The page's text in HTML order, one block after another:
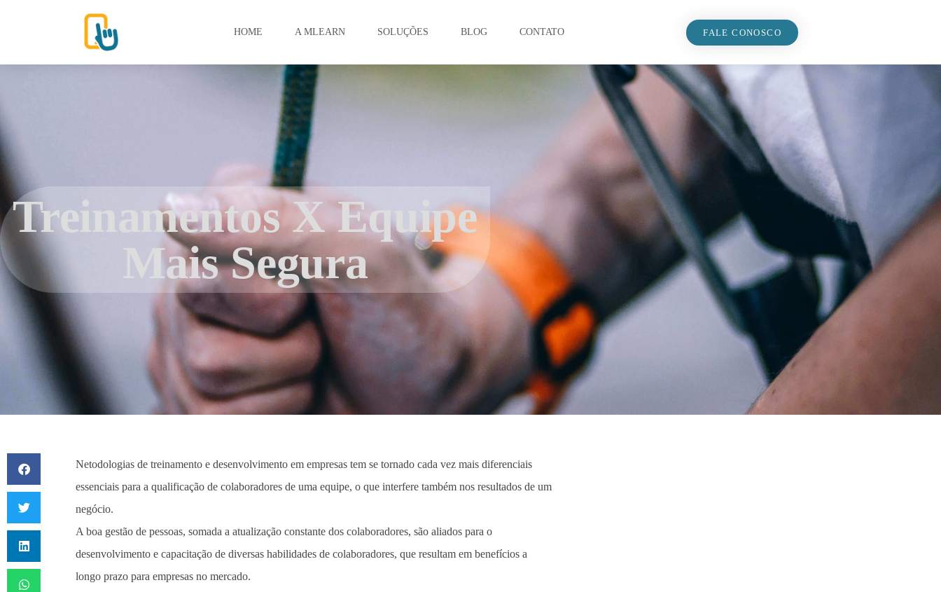
HOME A MLEARN SOLUÇÕES BLOG CONTATO FALE CONOSCO
Treinamentos X Equipe
Mais Segura
Netodologias de treinamento e desenvolvimento em empresas tem se tornado cada vez mais diferenciais
essenciais para a qualificação de colaboradores de uma equipe, o que interfere também nos resultados de um
negócio.
A boa gestão de pessoas, somada a atualização constante dos colaboradores, são aliados para o
desenvolvimento e capacitação de diversas habilidades de colaboradores, que resultam em benefícios a
longo prazo para empresas no mercado.